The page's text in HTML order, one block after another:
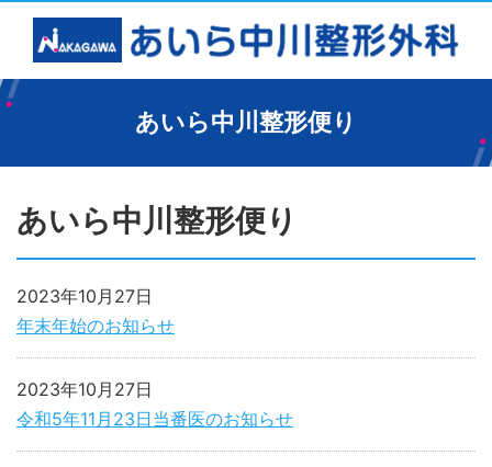
あいら中川整形便り
あいら中川整形便り
年末年始のお知らせ
2023年10月27日
令和5年11月23日当番医のお知らせ
2023年10月27日